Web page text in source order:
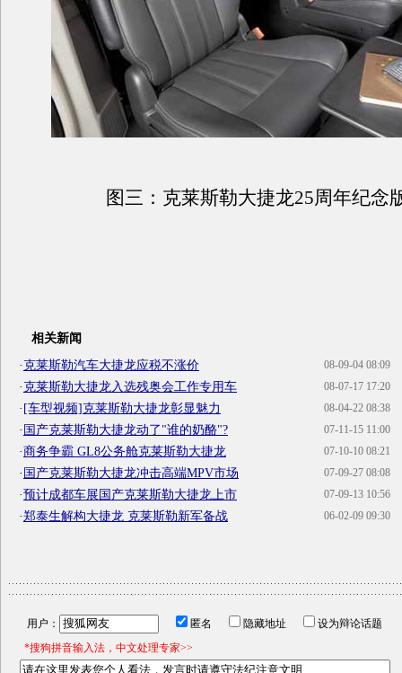
图三：克莱斯勒大捷龙25周年纪念
相关新闻
08-09-04 08:09
·克莱斯勒汽车大捷龙应税不涨价
08-07-17 17:20
·克莱斯勒大捷龙入选残奥会工作专用车
08-04-22 08:38
·[车型视频]克莱斯勒大捷龙彰显魅力
07-11-15 11:00
·国产克莱斯勒大捷龙动了"谁的奶酪"?
07-10-10 08:21
·商务争霸 GL8公务舱克莱斯勒大捷龙
07-09-27 08:08
·国产克莱斯勒大捷龙冲击高端MPV市场
07-09-13 10:56
·预计成都车展国产克莱斯勒大捷龙上市
06-02-09 09:30
·郑泰生解构大捷龙 克莱斯勒新军备战
用户： 匿名 隐藏地址
设为辩论话题
*搜狗拼音输入法，中文处理专家>>